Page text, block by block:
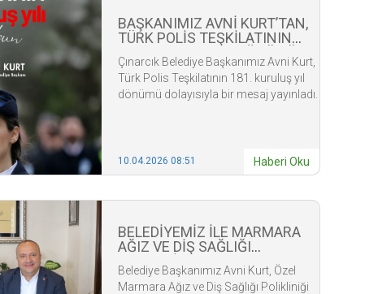
BAŞKANIMIZ AVNİ KURT’TAN,
TÜRK POLİS TEŞKİLATININ
MESAJI
Çınarcık Belediye Başkanımız Avni Kurt,
Türk Polis Teşkilatının 181. kuruluş yıl
dönümü dolayısıyla bir mesaj yayınladı.
10.04.2026 08:51 Haberi Oku
BELEDİYEMİZ İLE MARMARA
AĞIZ VE DİŞ SAĞLIĞI
PROTOKOL İMZALANDI
Belediye Başkanımız Avni Kurt, Özel
Marmara Ağız ve Diş Sağlığı Polikliniği